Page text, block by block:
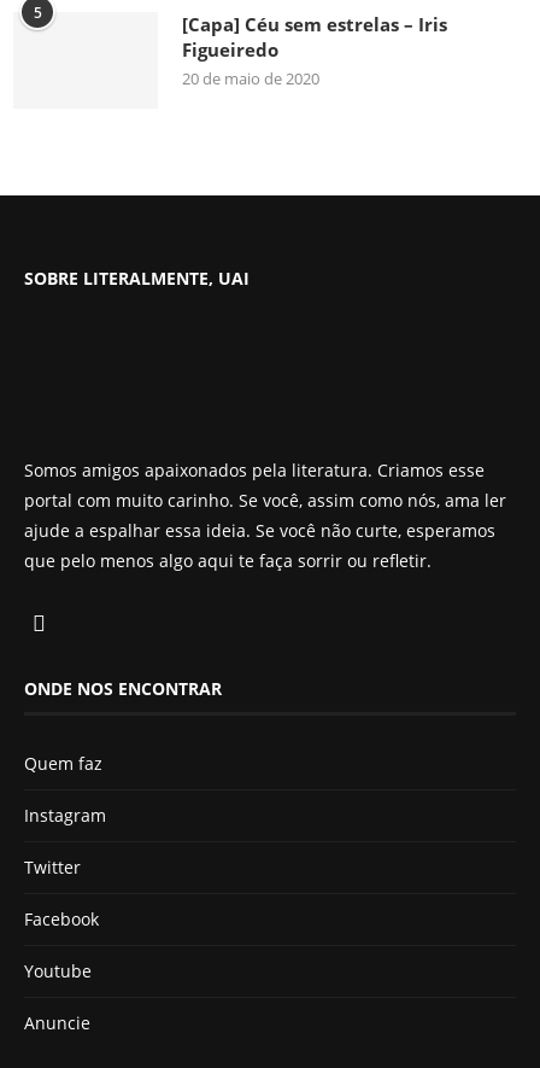
5
[Capa] Céu sem estrelas – Iris
Figueiredo
20 de maio de 2020
SOBRE LITERALMENTE, UAI
Somos amigos apaixonados pela literatura. Criamos esse
portal com muito carinho. Se você, assim como nós, ama ler
ajude a espalhar essa ideia. Se você não curte, esperamos
que pelo menos algo aqui te faça sorrir ou refletir.
ONDE NOS ENCONTRAR
Quem faz
Instagram
Twitter
Facebook
Youtube
Anuncie